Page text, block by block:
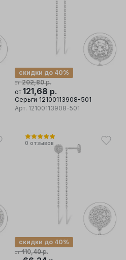
от 202,80р.
скидки до 40%
от 121,68 р.
Серьги 12100113908-501
Арт. 12100113908-501
0 отзывов
от 110,40р.
скидки до 40%